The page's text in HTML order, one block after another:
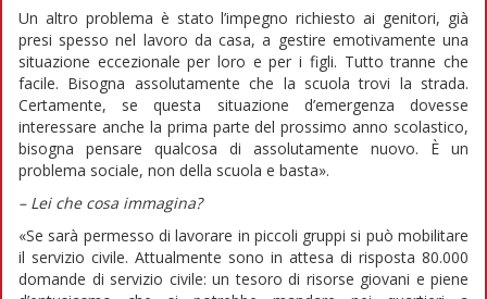
Un altro problema è stato l’impegno richiesto ai genitori, già
presi spesso nel lavoro da casa, a gestire emotivamente una
situazione eccezionale per loro e per i figli. Tutto tranne che
facile. Bisogna assolutamente che la scuola trovi la strada.
Certamente, se questa situazione d’emergenza dovesse
interessare anche la prima parte del prossimo anno scolastico,
bisogna pensare qualcosa di assolutamente nuovo. È un
problema sociale, non della scuola e basta».
– Lei che cosa immagina?
«Se sarà permesso di lavorare in piccoli gruppi si può mobilitare
il servizio civile. Attualmente sono in attesa di risposta 80.000
domande di servizio civile: un tesoro di risorse giovani e piene